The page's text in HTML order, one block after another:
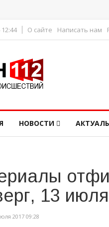
12:44 О сайте Написать нам
НОВОСТИ
13
2017 09:28